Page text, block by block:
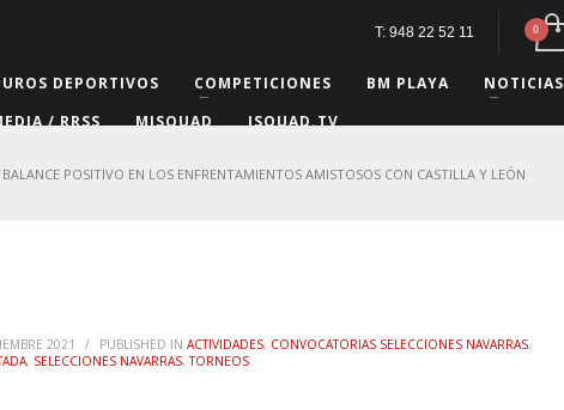
T: 948 22 52 11
DEPORTIVOS COMPETICIONES BM PLAYA NOTICIAS
/ RRSS MISQUAD
ISQUAD.TV
BALANCE POSITIVO EN LOS ENFRENTAMIENTOS AMISTOSOS CON CASTILLA Y LEÓN
2021 / PUBLISHED IN ACTIVIDADES, CONVOCATORIAS SELECCIONES NAVARRAS,
, SELECCIONES NAVARRAS,TORNEOS